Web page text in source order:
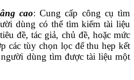
cao: Cung cấp công cụ tìm
dùng có thể tìm kiếm tài liệu
đề, tác giả, chủ đề, hoặc mức
các tùy chọn lọc để thu hẹp kết
dùng tìm được tài liệu một